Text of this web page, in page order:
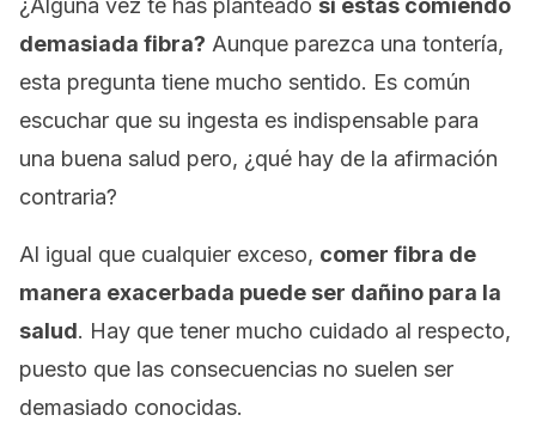
¿Alguna vez te has planteado si estás comiendo
demasiada fibra? Aunque parezca una tontería,
esta pregunta tiene mucho sentido. Es común
escuchar que su ingesta es indispensable para
una buena salud pero, ¿qué hay de la afirmación
contraria?
Al igual que cualquier exceso, comer fibra de
manera exacerbada puede ser dañino para la
salud. Hay que tener mucho cuidado al respecto,
puesto que las consecuencias no suelen ser
demasiado conocidas.